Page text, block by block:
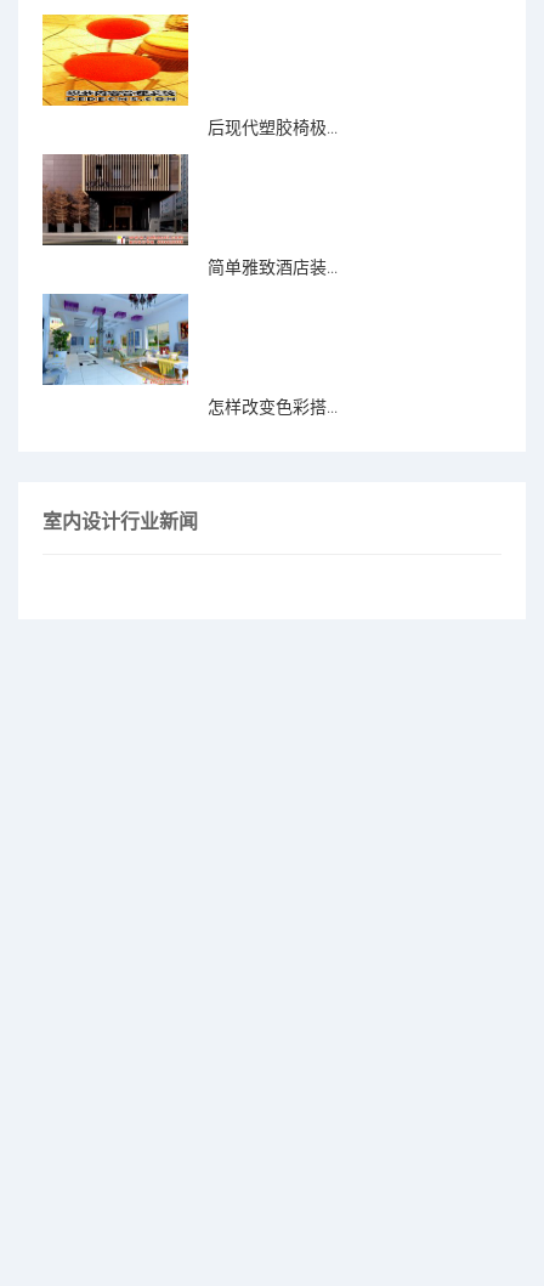
后现代塑胶椅极...
简单雅致酒店装...
怎样改变色彩搭...
室内设计行业新闻